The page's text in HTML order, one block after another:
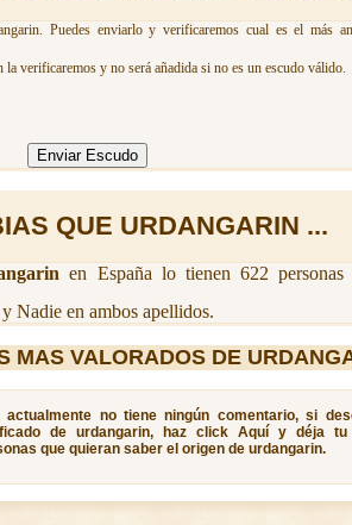
Puedes enviarlo y verificaremos cual es el más
la verificaremos y no será añadida si no es un escudo válido.
QUE URDANGARIN ...
en España lo tienen 622
Nadie en ambos apellidos.
MAS VALORADOS DE
actualmente no tiene ningún comentario, si
de urdangarin, haz click Aquí y déja tu
que quieran saber el origen de urdangarin.